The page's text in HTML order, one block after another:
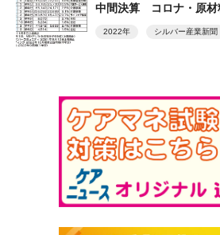
中間決算 コロナ・原材
2022年 シルバー産業新聞